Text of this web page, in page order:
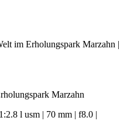
Marzahn
l usm | 70 mm | f8.0 |